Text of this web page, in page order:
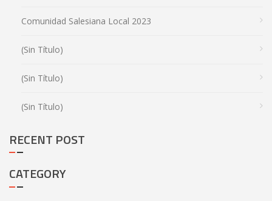
Comunidad Salesiana Local 2023
(sin Título)
(sin Título)
(sin Título)
RECENT POST
CATEGORY